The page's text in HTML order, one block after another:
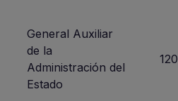
General Auxiliar
de la
Administración del
Estado
120